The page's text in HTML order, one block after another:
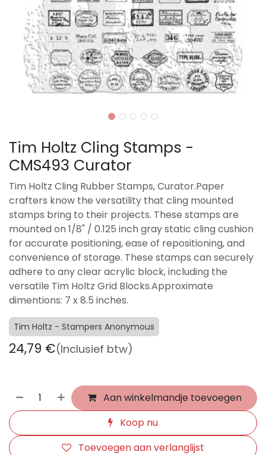
Tim Holtz Cling Stamps -
CMS493 Curator
Tim Holtz Cling Rubber Stamps, Curator.Paper
crafters know the versatility that cling mounted
stamps bring to their projects. These stamps are
mounted on 1/8" / 0.125 inch gray static cling cushion
for accurate positioning, ease of repositioning, and
convenience of storage. These stamps can securely
adhere to any clear acrylic block, including the
versatile Tim Holtz Grid Blocks.Approximate
dimentions: 7 x 8.5 inches.
Tim Holtz - Stampers Anonymous
24,79 €(Inclusief btw)
Aan winkelmandje toevoegen
Koop nu
Toevoegen aan verlanglijst